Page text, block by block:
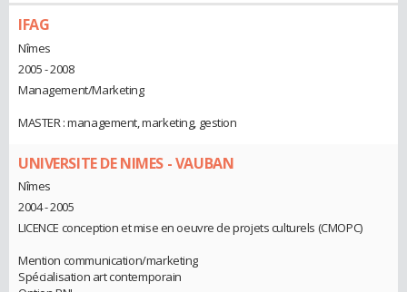
IFAG
Nîmes
2005 - 2008
Management/Marketing
MASTER : management, marketing, gestion
UNIVERSITE DE NIMES - VAUBAN
Nîmes
2004 - 2005
LICENCE conception et mise en oeuvre de projets culturels (CMOPC)
Mention communication/marketing
Spécialisation art contemporain